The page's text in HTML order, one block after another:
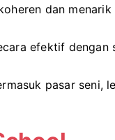
dan
efektif
pasar seni,